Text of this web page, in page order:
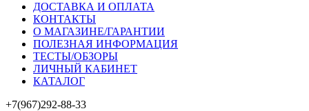
ДОСТАВКА И ОПЛАТА
КОНТАКТЫ
О МАГАЗИНЕ/ГАРАНТИИ
ПОЛЕЗНАЯ ИНФОРМАЦИЯ
ТЕСТЫ/ОБЗОРЫ
ЛИЧНЫЙ КАБИНЕТ
КАТАЛОГ
+7(967)292-88-33